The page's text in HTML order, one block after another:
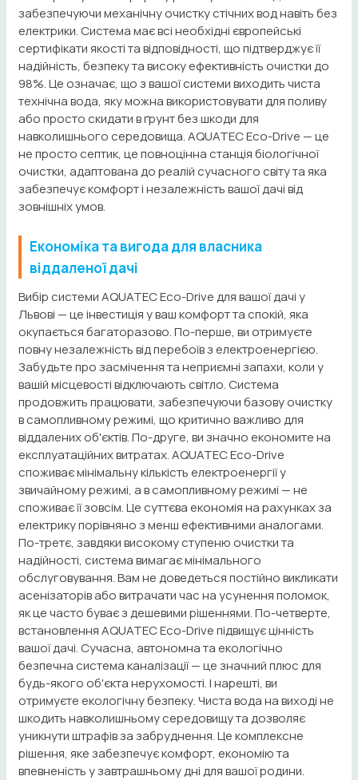
забезпечуючи механічну очистку стічних вод навіть без
електрики. Система має всі необхідні європейські
сертифікати якості та відповідності, що підтверджує її
надійність, безпеку та високу ефективність очистки до
98%. Це означає, що з вашої системи виходить чиста
технічна вода, яку можна використовувати для поливу
або просто скидати в ґрунт без шкоди для
навколишнього середовища. AQUATEC Eco-Drive — це
не просто септик, це повноцінна станція біологічної
очистки, адаптована до реалій сучасного світу та яка
забезпечує комфорт і незалежність вашої дачі від
зовнішніх умов.
Економіка та вигода для власника
віддаленої дачі
Вибір системи AQUATEC Eco-Drive для вашої дачі у
Львові — це інвестиція у ваш комфорт та спокій, яка
окупається багаторазово. По-перше, ви отримуєте
повну незалежність від перебоїв з електроенергією.
Забудьте про засмічення та неприємні запахи, коли у
вашій місцевості відключають світло. Система
продовжить працювати, забезпечуючи базову очистку
в самопливному режимі, що критично важливо для
віддалених об'єктів. По-друге, ви значно економите на
експлуатаційних витратах. AQUATEC Eco-Drive
споживає мінімальну кількість електроенергії у
звичайному режимі, а в самопливному режимі — не
споживає її зовсім. Це суттєва економія на рахунках за
електрику порівняно з менш ефективними аналогами.
По-третє, завдяки високому ступеню очистки та
надійності, система вимагає мінімального
обслуговування. Вам не доведеться постійно викликати
асенізаторів або витрачати час на усунення поломок,
як це часто буває з дешевими рішеннями. По-четверте,
встановлення AQUATEC Eco-Drive підвищує цінність
вашої дачі. Сучасна, автономна та екологічно
безпечна система каналізації — це значний плюс для
будь-якого об'єкта нерухомості. І нарешті, ви
отримуєте екологічну безпеку. Чиста вода на виході не
шкодить навколишньому середовищу та дозволяє
уникнути штрафів за забруднення. Це комплексне
рішення, яке забезпечує комфорт, економію та
впевненість у завтрашньому дні для вашої родини.